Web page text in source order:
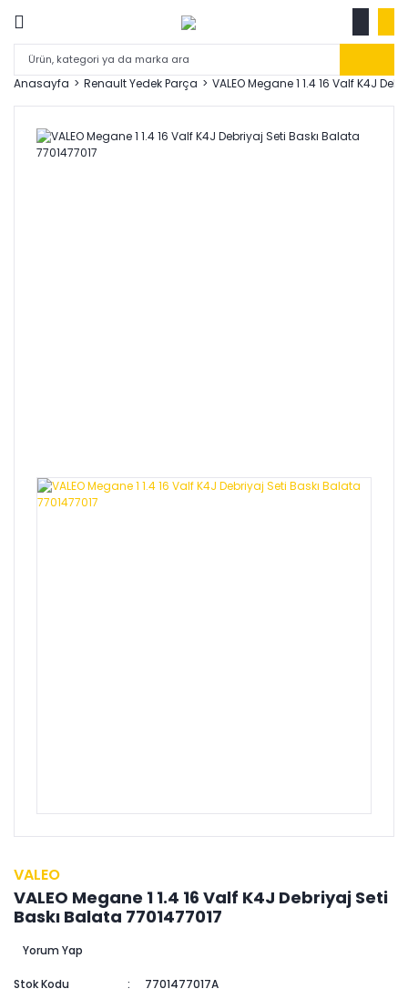
Anasayfa Renault Yedek Parça VALEO Megane 1 1.4 16 Valf K4J
VALEO
VALEO Megane 1 1.4 16 Valf K4J Debriyaj Seti
Baskı Balata 7701477017
Yorum Yap
Stok Kodu
7701477017A